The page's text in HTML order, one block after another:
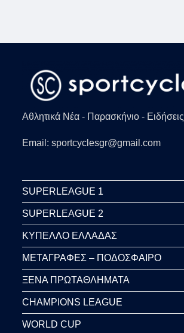
Αθλητικά Νέα - Παρασκήνιο - Ειδήσεις
Email: sportcyclesgr@gmail.com
SUPERLEAGUE 1
SUPERLEAGUE 2
ΚΥΠΕΛΛΟ ΕΛΛΑΔΑΣ
ΜΕΤΑΓΡΑΦΕΣ – ΠΟΔΟΣΦΑΙΡΟ
ΞΕΝΑ ΠΡΩΤΑΘΛΗΜΑΤΑ
CHAMPIONS LEAGUE
WORLD CUP